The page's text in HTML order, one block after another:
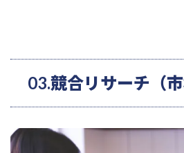
03.競合リサーチ（市